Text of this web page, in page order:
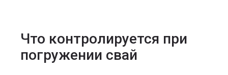
Что контролируется при
погружении свай